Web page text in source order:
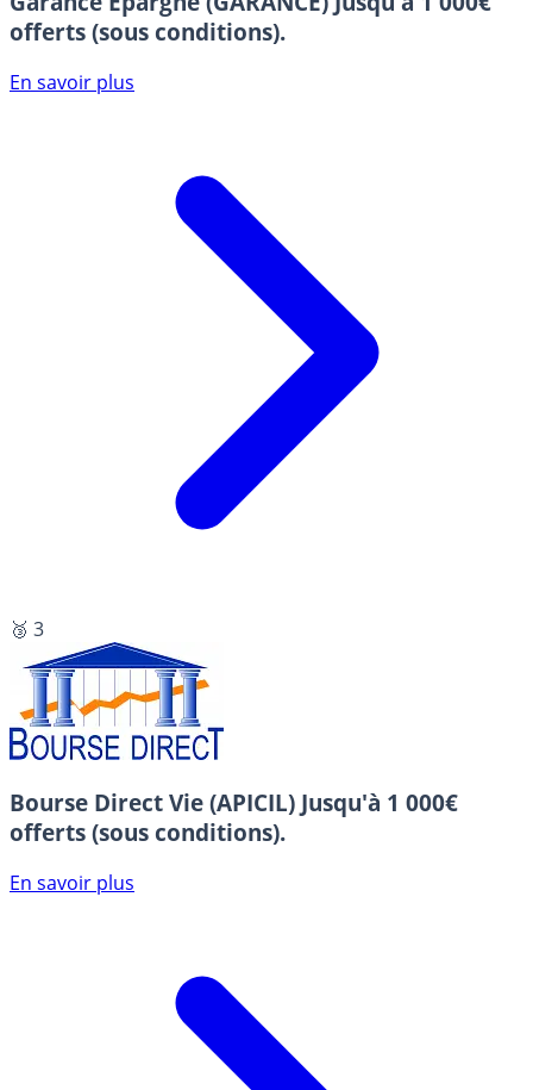
offerts (sous conditions).
En savoir plus
🥉 3
Bourse Direct Vie (APICIL) Jusqu'à 1 000€
offerts (sous conditions).
En savoir plus